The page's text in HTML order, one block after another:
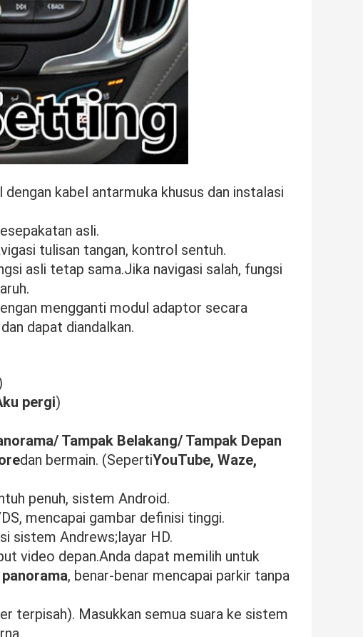
kabel antarmuka khusus dan instalasi
asli.
tulisan tangan, kontrol sentuh.
asli tetap sama.Jika navigasi salah, fungsi
mengganti modul adaptor secara
dapat diandalkan.
pergi)
Tampak Belakang/ Tampak Depan
dan bermain. (SepertiYouTube, Waze,
penuh, sistem Android.
mencapai gambar definisi tinggi.
sistem Andrews;layar HD.
video depan.Anda dapat memilih untuk
, benar-benar mencapai parkir tanpa
terpisah). Masukkan semua suara ke sistem